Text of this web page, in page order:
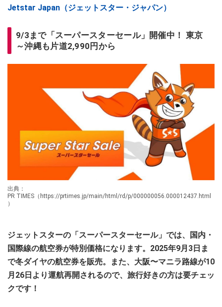
Jetstar Japan（ジェットスター・ジャパン）
9/3まで「スーパースターセール」開催中！ 東京
～沖縄も片道2,990円から
出典：
PR TIMES（https://prtimes.jp/main/html/rd/p/000000056.000012437.html
）
ジェットスターの「スーパースターセール」では、国内・
国際線の航空券が特別価格になります。2025年9月3日ま
で冬ダイヤの航空券を販売。また、大阪〜マニラ路線が10
月26日より運航再開されるので、旅行好きの方は要チェッ
クです！